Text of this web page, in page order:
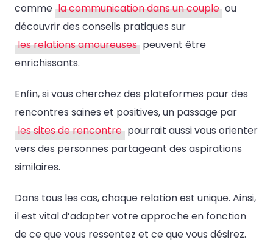
comme la communication dans un couple ou
découvrir des conseils pratiques sur
les relations amoureuses peuvent être
enrichissants.
Enfin, si vous cherchez des plateformes pour des
rencontres saines et positives, un passage par
les sites de rencontre pourrait aussi vous orienter
vers des personnes partageant des aspirations
similaires.
Dans tous les cas, chaque relation est unique. Ainsi,
il est vital d’adapter votre approche en fonction
de ce que vous ressentez et ce que vous désirez.